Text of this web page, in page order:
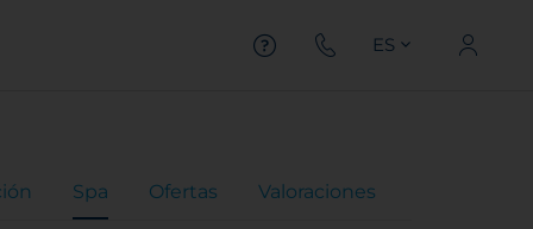
ES
Spa Ofertas Valoraciones